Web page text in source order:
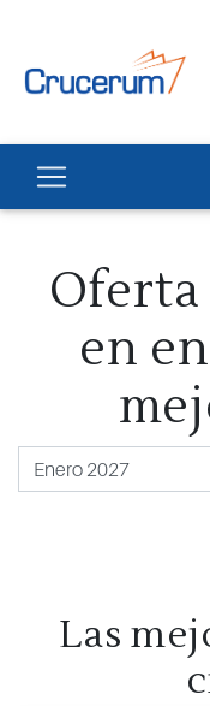
en
Las